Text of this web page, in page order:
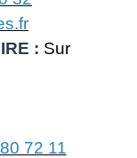
: Sur
72 11